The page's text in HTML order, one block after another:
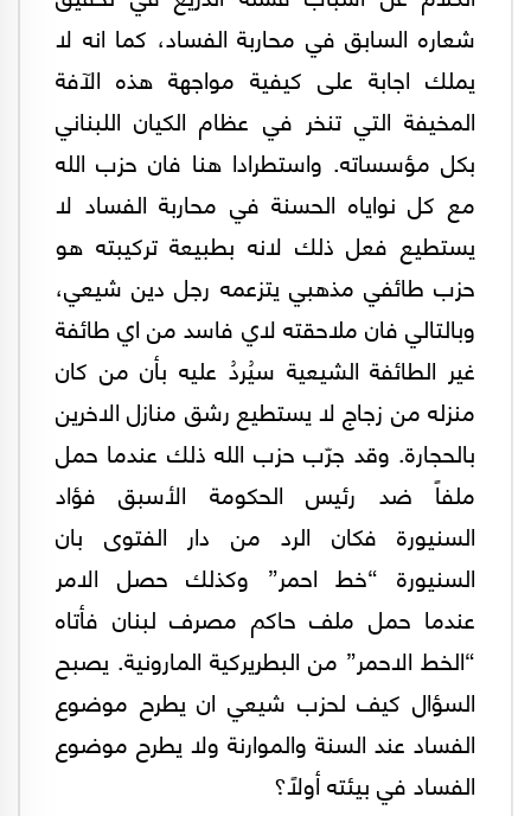
شعاره السابق في محاربة الفساد، كما انه لا
يملك اجابة على كيفية مواجهة هذه الآفة
المخيفة التي تنخر في عظام الكيان اللبناني
بكل مؤسساته. واستطرادا هنا فان حزب الله
مع كل نواياه الحسنة في محاربة الفساد لا
يستطيع فعل ذلك لانه بطبيعة تركيبته هو
حزب طائفي مذهبي يتزعمه رجل دين شيعي،
وبالتالي فان ملاحقته لاي فاسد من اي طائفة
غير الطائفة الشيعية سيُردُ عليه بأن من كان
منزله من زجاج لا يستطيع رشق منازل الاخرين
بالحجارة. وقد جرّب حزب الله ذلك عندما حمل
ملفاً ضد رئيس الحكومة الأسبق فؤاد
السنيورة فكان الرد من دار الفتوى بان
السنيورة “خط احمر” وكذلك حصل الامر
عندما حمل ملف حاكم مصرف لبنان فأتاه
“الخط الاحمر” من البطريركية المارونية. يصبح
السؤال كيف لحزب شيعي ان يطرح موضوع
الفساد عند السنة والموارنة ولا يطرح موضوع
الفساد في بيئته أولاً؟